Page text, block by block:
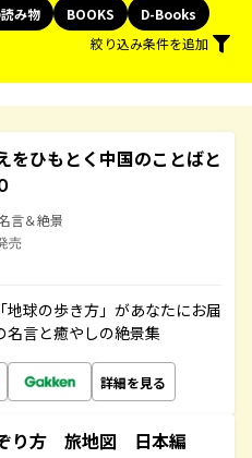
み物 BOOKS
D-Books
絞り込み条件を追加
をひもとく中国のことばと
言＆絶景
売
球の歩き方」があなたにお届
名言と癒やしの絶景集
詳細を見る
り方 旅地図 日本編